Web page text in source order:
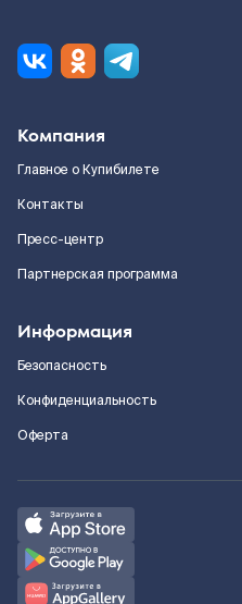
Компания
Главное о Купибилете
Контакты
Пресс-центр
Партнерская программа
Информация
Безопасность
Конфиденциальность
Оферта